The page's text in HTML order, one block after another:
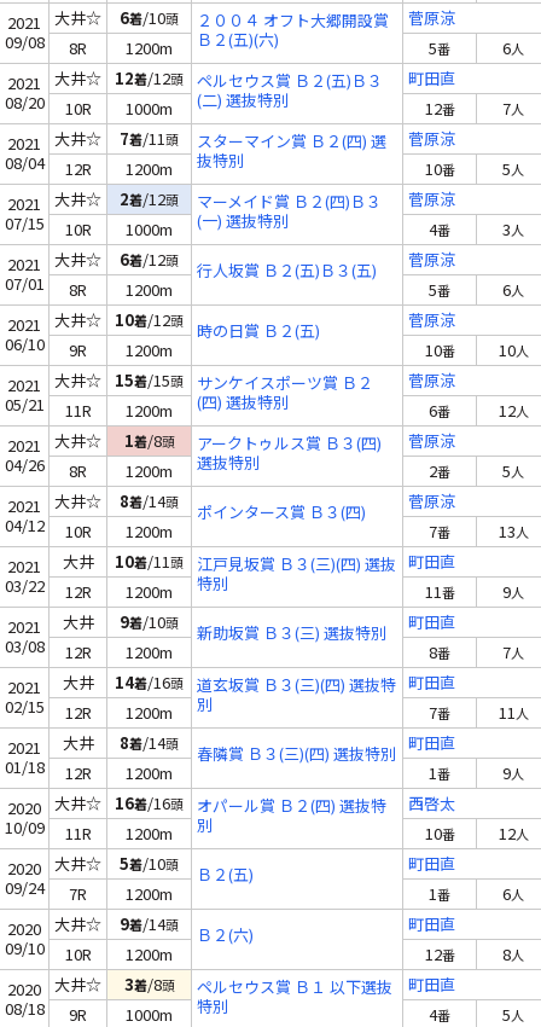
2021
09/08
大井☆ 6着/10頭
２００４ オフト大郷開設賞
Ｂ２(五)(六)
菅原涼
8R
1200m 5番 6人
2021
08/20
大井☆ 12着/12頭
ペルセウス賞 Ｂ２(五)Ｂ３
(二) 選抜特別
町田直
10R
1000m 12番 7人
2021
08/04
大井☆ 7着/11頭
スターマイン賞 Ｂ２(四) 選
抜特別
菅原涼
12R
1200m 10番 5人
2021
07/15
大井☆ 2着/12頭
マーメイド賞 Ｂ２(四)Ｂ３
(一) 選抜特別
菅原涼
10R
1000m 4番 3人
2021
07/01
大井☆ 6着/12頭 行人坂賞 Ｂ２(五)Ｂ３(五)
菅原涼
8R
1200m 5番 6人
2021
06/10
大井☆ 10着/12頭 時の日賞 Ｂ２(五)
菅原涼
9R
1200m 10番 10人
2021
05/21
大井☆ 15着/15頭
サンケイスポーツ賞 Ｂ２
(四) 選抜特別
菅原涼
11R
1200m 6番 12人
2021
04/26
大井☆ 1着/8頭
アークトゥルス賞 Ｂ３(四)
選抜特別
菅原涼
8R
1200m 2番 5人
2021
04/12
大井☆ 8着/14頭 ポインタース賞 Ｂ３(四)
菅原涼
10R
1200m 7番 13人
2021
03/22
大井 10着/11頭
江戸見坂賞 Ｂ３(三)(四) 選抜
特別
町田直
12R
1200m 11番 9人
2021
03/08
大井 9着/10頭 新助坂賞 Ｂ３(三) 選抜特別
町田直
12R
1200m 8番 7人
2021
02/15
大井 14着/16頭
道玄坂賞 Ｂ３(三)(四) 選抜特
別
町田直
12R
1200m 7番 11人
2021
01/18
大井 8着/14頭 春隣賞 Ｂ３(三)(四) 選抜特別 町田直
12R
1200m 1番 9人
2020
10/09
大井☆ 16着/16頭
オパール賞 Ｂ２(四) 選抜特
別
西啓太
11R
1200m 10番 12人
2020
09/24
大井☆ 5着/10頭 Ｂ２(五)
町田直
7R
1200m 1番 6人
2020
09/10
大井☆ 9着/14頭 Ｂ２(六)
町田直
10R
1200m 12番 8人
2020
08/18
大井☆ 3着/8頭
ペルセウス賞 Ｂ１ 以下選抜
特別
町田直
9R
1000m 4番 5人